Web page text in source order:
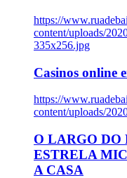
https://
content/uploads/
335x256.jpg
Casinos online
https://
content/uploads/
O LARGO DO
ESTRELA
A CASA